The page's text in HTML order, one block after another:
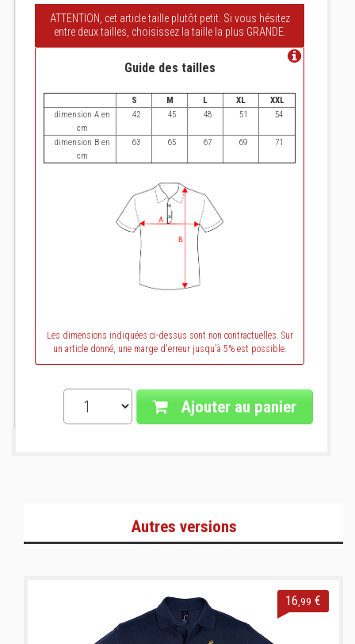
ATTENTION, cet article taille plutôt petit. Si vous hésitez
entre deux tailles, choisissez la taille la plus GRANDE.
Guide des tailles
S M L XL
XXL
dimension A en
cm
42 45 48 51 54
dimension B en
cm
63 65 67 69 71
Les dimensions indiquées ci-dessus sont non contractuelles. Sur
un article donné, une marge d'erreur jusqu'à 5% est possible.
Ajouter au panier
Autres versions
16 ,99 €